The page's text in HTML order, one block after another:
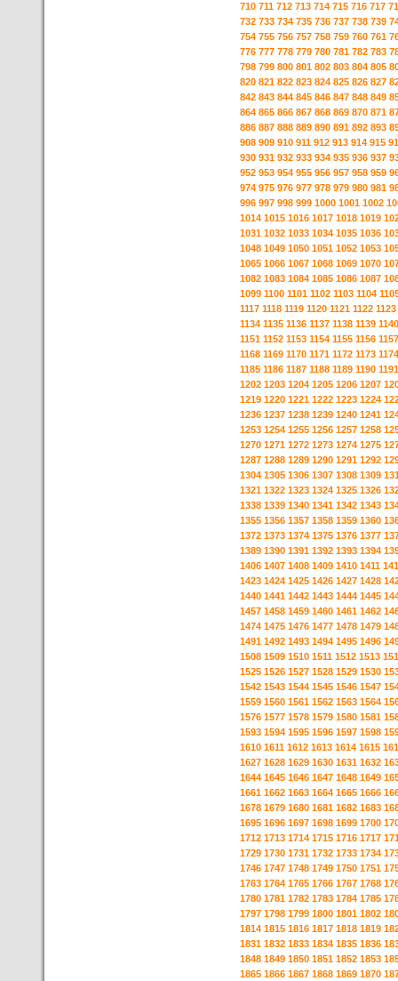
710 711 712 713 714 715 716 717
732 733 734 735 736 737 738 739
754 755 756 757 758 759 760 761
776 777 778 779 780 781 782 783
798 799 800 801 802 803 804 805
820 821 822 823 824 825 826 827
842 843 844 845 846 847 848 849
864 865 866 867 868 869 870 871
886 887 888 889 890 891 892 893
908 909 910 911 912 913 914 915
930 931 932 933 934 935 936 937
952 953 954 955 956 957 958 959
974 975 976 977 978 979 980 981
996 997 998 999 1000 1001 1002
1014 1015 1016 1017 1018 1019
1031 1032 1033 1034 1035 1036
1048 1049 1050 1051 1052 1053
1065 1066 1067 1068 1069 1070
1082 1083 1084 1085 1086 1087
1099 1100 1101 1102 1103 1104
1117 1118 1119 1120 1121 1122 1123
1134 1135 1136 1137 1138 1139 1140
1151 1152 1153 1154 1155 1156 1157
1168 1169 1170 1171 1172 1173 1174
1185 1186 1187 1188 1189 1190 1191
1202 1203 1204 1205 1206 1207
1219 1220 1221 1222 1223 1224
1236 1237 1238 1239 1240 1241
1253 1254 1255 1256 1257 1258
1270 1271 1272 1273 1274 1275
1287 1288 1289 1290 1291 1292
1304 1305 1306 1307 1308 1309
1321 1322 1323 1324 1325 1326
1338 1339 1340 1341 1342 1343
1355 1356 1357 1358 1359 1360
1372 1373 1374 1375 1376 1377
1389 1390 1391 1392 1393 1394
1406 1407 1408 1409 1410 1411
1423 1424 1425 1426 1427 1428
1440 1441 1442 1443 1444 1445
1457 1458 1459 1460 1461 1462
1474 1475 1476 1477 1478 1479
1491 1492 1493 1494 1495 1496
1508 1509 1510 1511 1512 1513
1525 1526 1527 1528 1529 1530
1542 1543 1544 1545 1546 1547
1559 1560 1561 1562 1563 1564
1576 1577 1578 1579 1580 1581
1593 1594 1595 1596 1597 1598
1610 1611 1612 1613 1614 1615
1627 1628 1629 1630 1631 1632
1644 1645 1646 1647 1648 1649
1661 1662 1663 1664 1665 1666
1678 1679 1680 1681 1682 1683
1695 1696 1697 1698 1699 1700
1712 1713 1714 1715 1716 1717
1729 1730 1731 1732 1733 1734
1746 1747 1748 1749 1750 1751
1763 1764 1765 1766 1767 1768
1780 1781 1782 1783 1784 1785
1797 1798 1799 1800 1801 1802
1814 1815 1816 1817 1818 1819
1831 1832 1833 1834 1835 1836
1848 1849 1850 1851 1852 1853
1865 1866 1867 1868 1869 1870